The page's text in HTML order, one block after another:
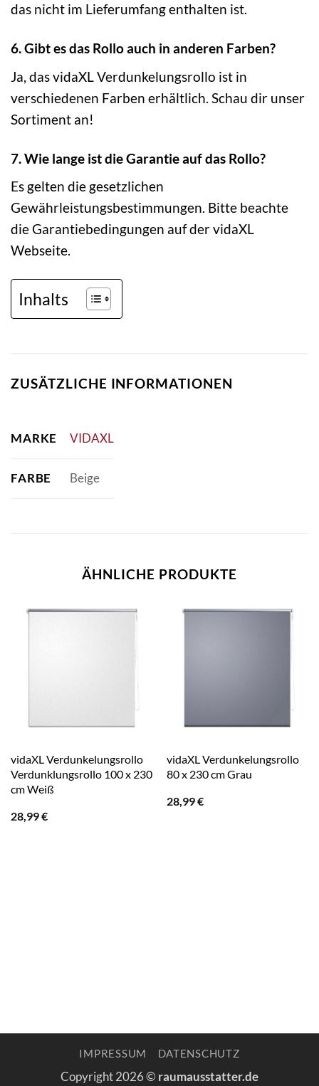
das nicht im Lieferumfang enthalten ist.
6. Gibt es das Rollo auch in anderen Farben?
Ja, das vidaXL Verdunkelungsrollo ist in
verschiedenen Farben erhältlich. Schau dir unser
Sortiment an!
7. Wie lange ist die Garantie auf das Rollo?
Es gelten die gesetzlichen
Gewährleistungsbestimmungen. Bitte beachte
die Garantiebedingungen auf der vidaXL
Webseite.
Inhalts
ZUSÄTZLICHE INFORMATIONEN
MARKE VIDAXL
FARBE Beige
ÄHNLICHE PRODUKTE
vidaXL Verdunkelungsrollo
Verdunklungsrollo 100 x 230
cm Weiß
28,99€
vidaXL Verdunkelungsrollo
80 x 230 cm Grau
28,99€
IMPRESSUM DATENSCHUTZ
Copyright 2026 © raumausstatter.de